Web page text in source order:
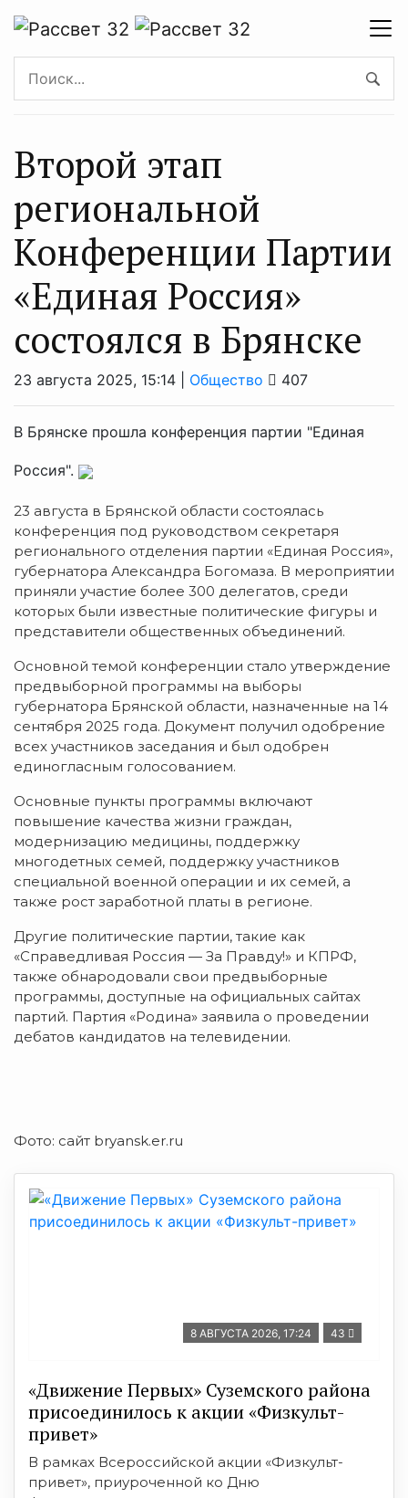
Второй этап
региональной
Конференции Партии
«Единая Россия»
состоялся в Брянске
23 августа 2025, 15:14 | Общество 407
В Брянске прошла конференция партии "Единая
Россия".
23 августа в Брянской области состоялась
конференция под руководством секретаря
регионального отделения партии «Единая Россия»,
губернатора Александра Богомаза. В мероприятии
приняли участие более 300 делегатов, среди
которых были известные политические фигуры и
представители общественных объединений.
Основной темой конференции стало утверждение
предвыборной программы на выборы
губернатора Брянской области, назначенные на 14
сентября 2025 года. Документ получил одобрение
всех участников заседания и был одобрен
единогласным голосованием.
Основные пункты программы включают
повышение качества жизни граждан,
модернизацию медицины, поддержку
многодетных семей, поддержку участников
специальной военной операции и их семей, а
также рост заработной платы в регионе.
Другие политические партии, такие как
«Справедливая Россия — За Правду!» и КПРФ,
также обнародовали свои предвыборные
программы, доступные на официальных сайтах
партий. Партия «Родина» заявила о проведении
дебатов кандидатов на телевидении.
Фото: сайт bryansk.er.ru
8 АВГУСТА 2026, 17:24 43
«Движение Первых» Суземского района
присоединилось к акции «Физкульт-
привет»
В рамках Всероссийской акции «Физкульт-
привет», приуроченной ко Дню